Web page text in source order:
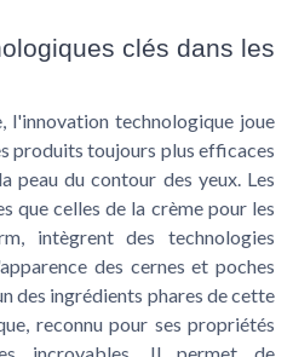
clés dans les
l'innovation technologique joue
produits toujours plus efficaces
peau du contour des yeux. Les
que celles de la crème pour les
intègrent des technologies
des cernes et poches
des ingrédients phares de cette
reconnu pour ses propriétés